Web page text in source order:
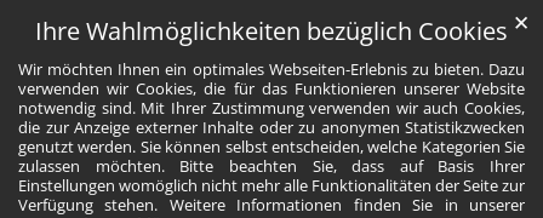
Ihre Wahlmöglichkeiten bezüglich Cookies
Wir möchten Ihnen ein optimales Webseiten-Erlebnis zu bieten. Dazu
verwenden wir Cookies, die für das Funktionieren unserer Website
notwendig sind. Mit Ihrer Zustimmung verwenden wir auch Cookies,
die zur Anzeige externer Inhalte oder zu anonymen Statistikzwecken
genutzt werden. Sie können selbst entscheiden, welche Kategorien Sie
zulassen möchten. Bitte beachten Sie, dass auf Basis Ihrer
Einstellungen womöglich nicht mehr alle Funktionalitäten der Seite zur
Verfügung stehen. Weitere Informationen finden Sie in unserer
✕